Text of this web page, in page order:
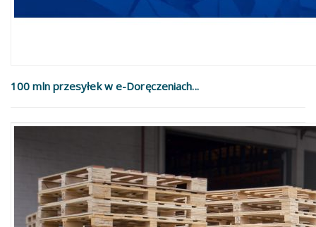
100 mln przesyłek w e-Doręczeniach...